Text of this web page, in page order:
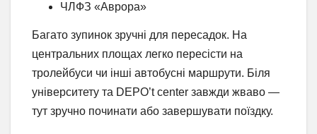
ЧЛФЗ «Аврора»
Багато зупинок зручні для пересадок. На
центральних площах легко пересісти на
тролейбуси чи інші автобусні маршрути. Біля
університету та DEPO’t center завжди жваво —
тут зручно починати або завершувати поїздку.